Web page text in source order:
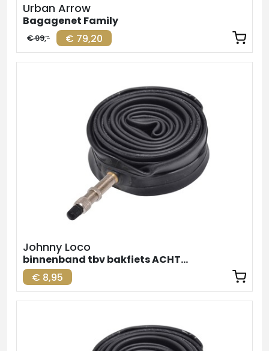
Urban Arrow
Bagagenet Family
€ 79,20
€ 99,-
Johnny Loco
binnenband tbv bakfiets ACHTER
€ 8,95